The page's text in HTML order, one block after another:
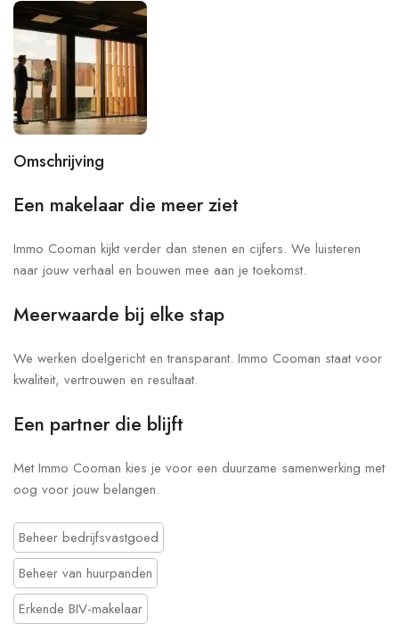
Omschrijving
Een makelaar die meer ziet
Immo Cooman kijkt verder dan stenen en cijfers. We luisteren
naar jouw verhaal en bouwen mee aan je toekomst.
Meerwaarde bij elke stap
We werken doelgericht en transparant. Immo Cooman staat voor
kwaliteit, vertrouwen en resultaat.
Een partner die blijft
Met Immo Cooman kies je voor een duurzame samenwerking met
oog voor jouw belangen.
Beheer bedrijfsvastgoed
Beheer van huurpanden
Erkende BIV-makelaar